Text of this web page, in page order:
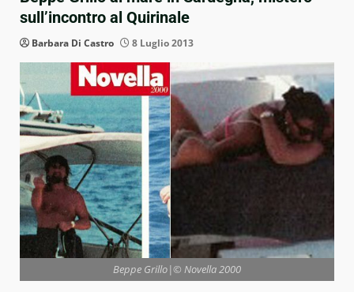
sull’incontro al Quirinale
Barbara Di Castro 8 Luglio 2013
Beppe Grillo|© Novella 2000